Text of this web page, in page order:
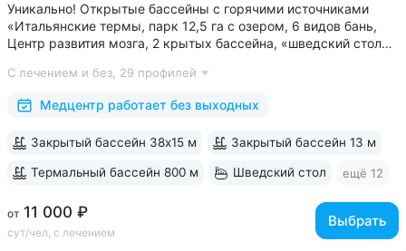
Уникально! Открытые бассейны с горячими источниками
«Итальянские термы, парк 12,5 га с озером, 6 видов бань,
Центр развития мозга, 2 крытых бассейна, «шведский стол»
большой спа-комплекс, вода «Легенда Кавказа» •
Расположен в уединенном...
С лечением и без, 29 профилей
Медцентр работает без выходных
от 11 000 ₽
сут/чел, с лечением
Выбрать
Закрытый бассейн 38х15 м Закрытый бассейн 13 м
Термальный бассейн 800 м Шведский стол ещё 12